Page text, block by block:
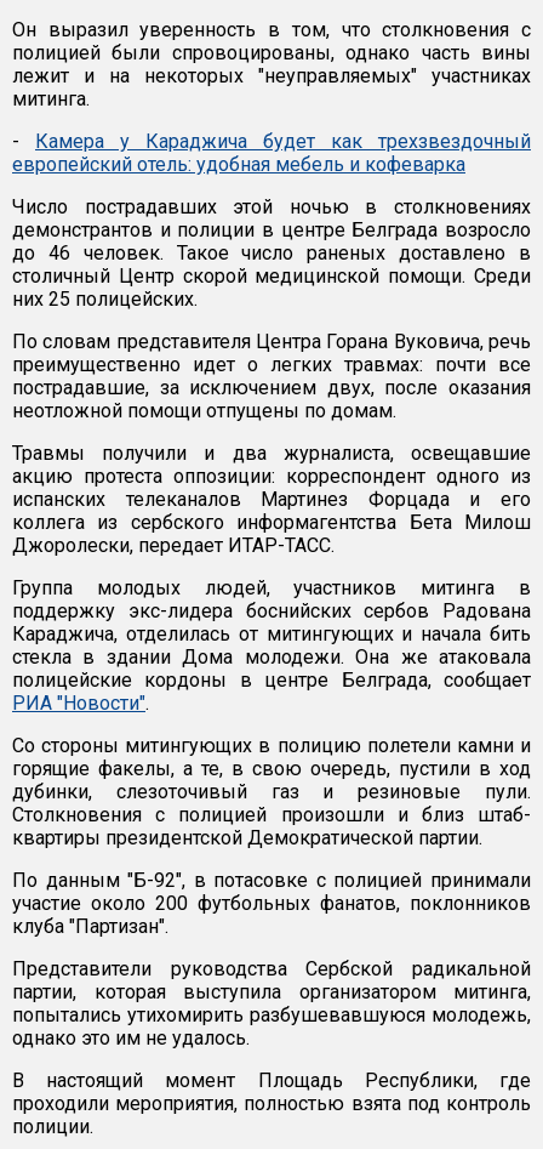
Он выразил уверенность в том, что столкновения с
полицией были спровоцированы, однако часть вины
лежит и на некоторых "неуправляемых" участниках
митинга.
- Камера у Караджича будет как трехзвездочный
европейский отель: удобная мебель и кофеварка
Число пострадавших этой ночью в столкновениях
демонстрантов и полиции в центре Белграда возросло
до 46 человек. Такое число раненых доставлено в
столичный Центр скорой медицинской помощи. Среди
них 25 полицейских.
По словам представителя Центра Горана Вуковича, речь
преимущественно идет о легких травмах: почти все
пострадавшие, за исключением двух, после оказания
неотложной помощи отпущены по домам.
Травмы получили и два журналиста, освещавшие
акцию протеста оппозиции: корреспондент одного из
испанских телеканалов Мартинез Форцада и его
коллега из сербского информагентства Бета Милош
Джоролески, передает ИТАР-ТАСС.
Группа молодых людей, участников митинга в
поддержку экс-лидера боснийских сербов Радована
Караджича, отделилась от митингующих и начала бить
стекла в здании Дома молодежи. Она же атаковала
полицейские кордоны в центре Белграда, сообщает
РИА "Новости".
Со стороны митингующих в полицию полетели камни и
горящие факелы, а те, в свою очередь, пустили в ход
дубинки, слезоточивый газ и резиновые пули.
Столкновения с полицией произошли и близ штаб-
квартиры президентской Демократической партии.
По данным "Б-92", в потасовке с полицией принимали
участие около 200 футбольных фанатов, поклонников
клуба "Партизан".
Представители руководства Сербской радикальной
партии, которая выступила организатором митинга,
попытались утихомирить разбушевавшуюся молодежь,
однако это им не удалось.
В настоящий момент Площадь Республики, где
проходили мероприятия, полностью взята под контроль
полиции.